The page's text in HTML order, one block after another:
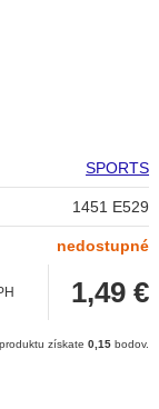
SPORTS
1451 E529
nedostupné
1,49 €
získate0,15 bodov.